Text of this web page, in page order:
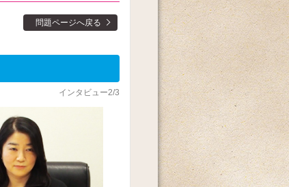
問題ページへ戻る
インタビュー2/3